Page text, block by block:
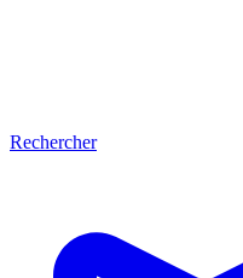
Rechercher